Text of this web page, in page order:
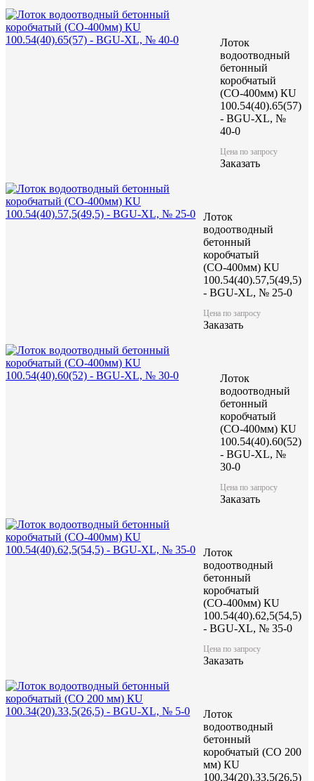
Лоток водоотводный
коробчатый GBU (СО-
100.44(30).47(40,5) - E600,
Цену уточняйте у менеджера
Заказать
1000
Высота (H), мм
Масса, кг
Лоток
водоотводный
бетонный
коробчатый
(СО-400мм) КU
100.54(40).65(57)
- BGU-XL, №
40-0
Цена по запросу
Заказать
Лоток
водоотводный
бетонный
коробчатый
(СО-400мм) КU
100.54(40).57,5(49,5)
- BGU-XL, № 25-0
Цена по запросу
Заказать
Лоток
водоотводный
бетонный
коробчатый
(СО-400мм) КU
100.54(40).60(52)
- BGU-XL, №
30-0
Цена по запросу
Заказать
Лоток
водоотводный
бетонный
коробчатый
(СО-400мм) КU
100.54(40).62,5(54,5)
- BGU-XL, № 35-0
Цена по запросу
Заказать
Лоток
водоотводный
бетонный
коробчатый (CO 200
мм) КU
100.34(20).33,5(26,5)